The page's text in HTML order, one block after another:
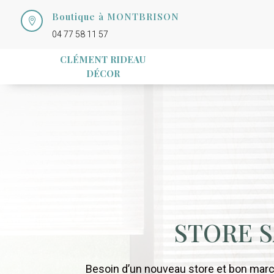
 Boutique à MONTBRISON
04 77 58 11 57
CLÉMENT RIDEAU
DÉCOR
STORE
Besoin d’un nouveau store et bon